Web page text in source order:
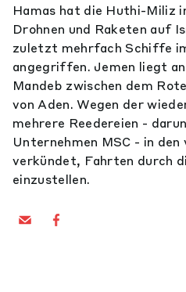
Hamas hat die Huthi-Miliz
Drohnen und Raketen auf
zuletzt mehrfach Schiffe
angegriffen. Jemen liegt
Mandeb zwischen dem
von Aden. Wegen der
mehrere Reedereien -
Unternehmen MSC - in den
verkündet, Fahrten durch
einzustellen.